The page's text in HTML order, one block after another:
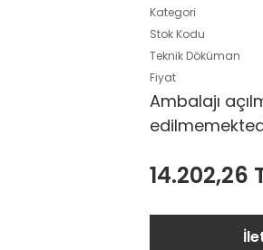
Kategori
Stok Kodu
Teknik Döküman
Fiyat
Ambalajı
14.202,26